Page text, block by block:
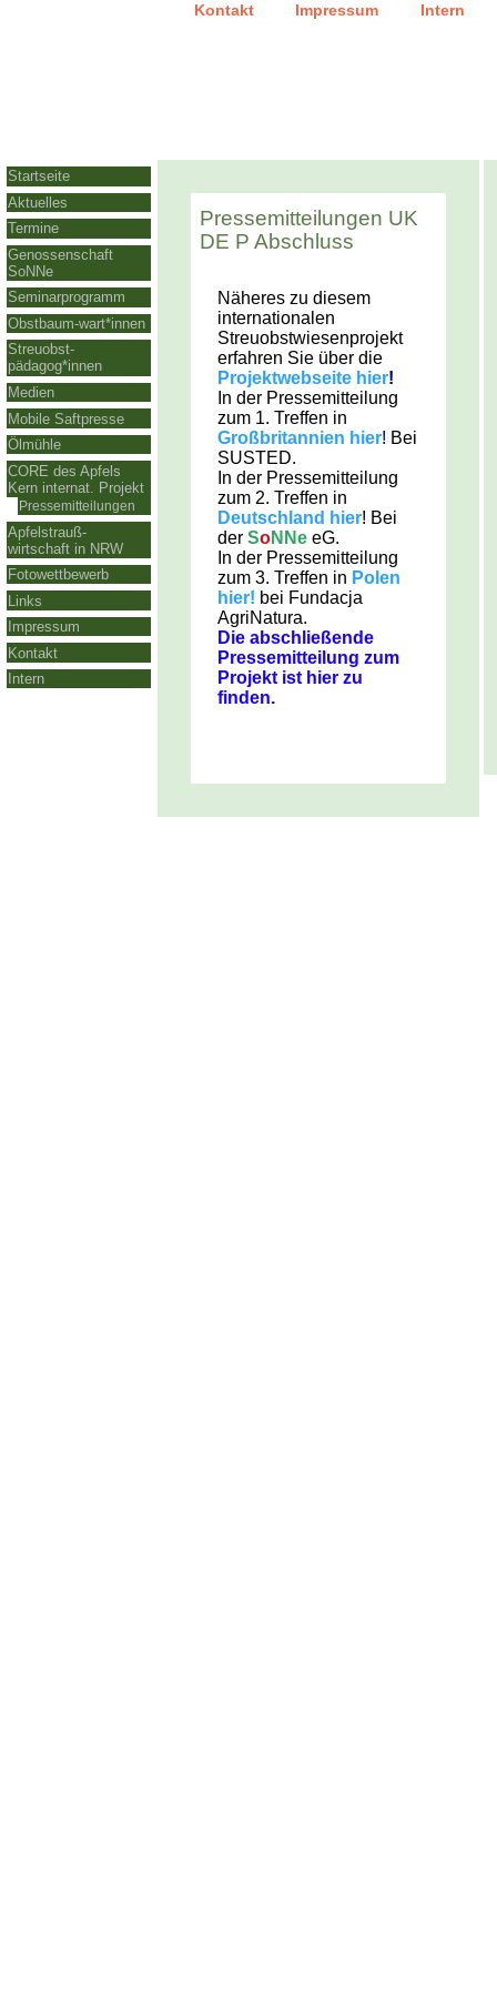
Kontakt Impressum Intern
Startseite
Aktuelles
Termine
Genossenschaft
SoNNe
Seminarprogramm
Obstbaum-wart*innen
Streuobst-
pädagog*innen
Medien
Mobile Saftpresse
Ölmühle
CORE des Apfels
Kern internat. Projekt
Pressemitteilungen
Apfelstrauß-
wirtschaft in NRW
Fotowettbewerb
Links
Impressum
Kontakt
Intern
Pressemitteilungen UK
DE P Abschluss
Näheres zu diesem
internationalen
Streuobstwiesenprojekt
erfahren Sie über die
Projektwebseite hier!
In der Pressemitteilung
zum 1. Treffen in
Großbritannien hier! Bei
SUSTED.
In der Pressemitteilung
zum 2. Treffen in
Deutschland hier! Bei
der SoNNe eG.
In der Pressemitteilung
zum 3. Treffen in Polen
hier! bei Fundacja
AgriNatura.
Die abschließende
Pressemitteilung zum
Projekt ist hier zu
finden.